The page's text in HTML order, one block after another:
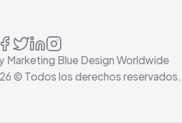
Marketing Blue Design Worldwide
© Todos los derechos reservados.